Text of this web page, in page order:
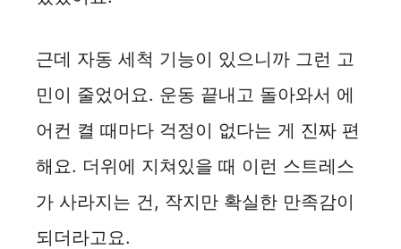
근데 자동 세척 기능이 있으니까 그런 고
민이 줄었어요. 운동 끝내고 돌아와서 에
어컨 켤 때마다 걱정이 없다는 게 진짜 편
해요. 더위에 지쳐있을 때 이런 스트레스
가 사라지는 건, 작지만 확실한 만족감이
되더라고요.